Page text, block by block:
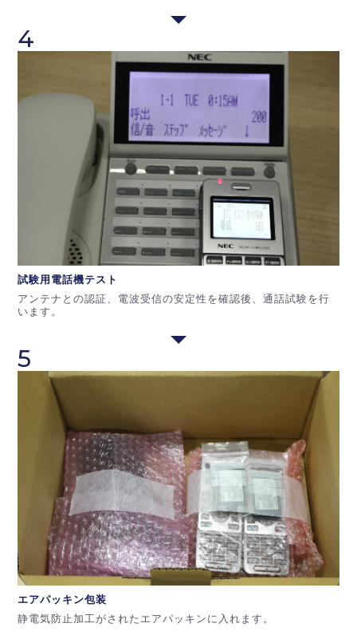
4
試験用電話機テスト
アンテナとの認証、電波受信の安定性を確認後、通話試験を行
います。
5
エアパッキン包装
静電気防止加工がされたエアパッキンに入れます。